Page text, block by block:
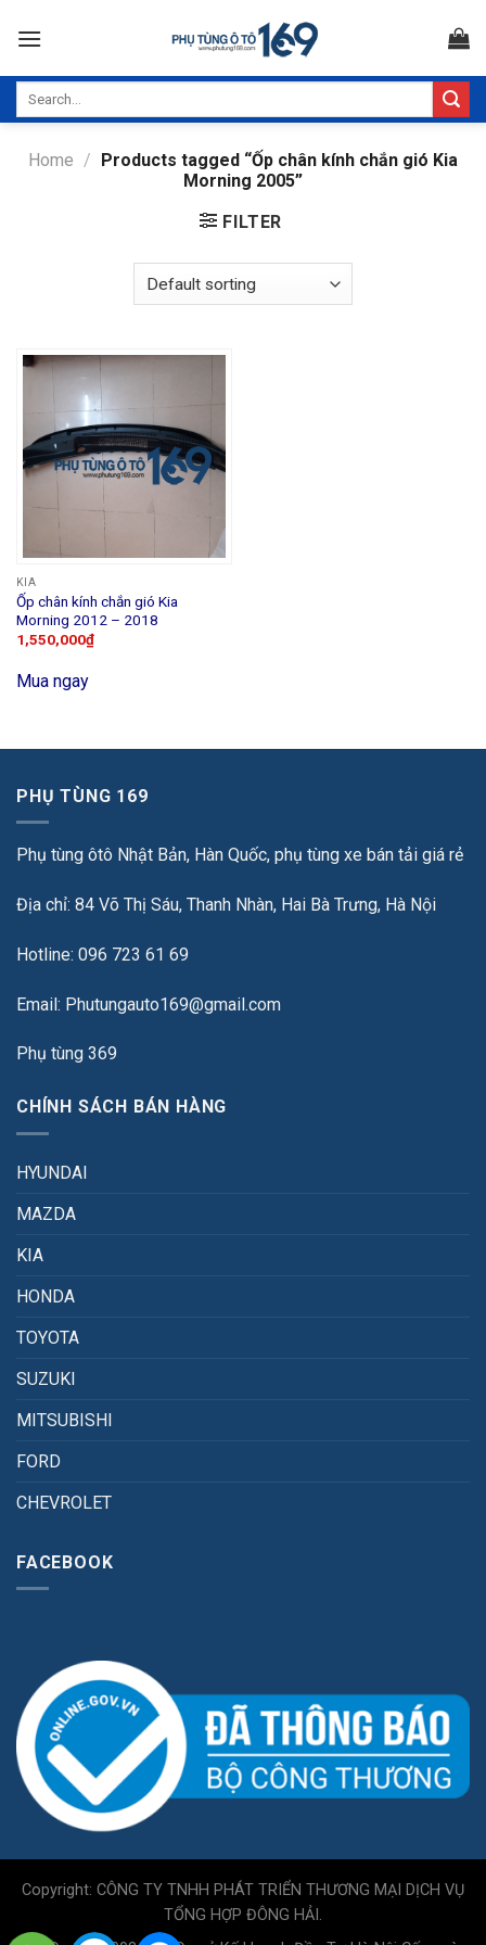
Home / Products tagged “Ốp chân kính chắn gió Kia
Morning 2005”
FILTER
KIA
Ốp chân kính chắn gió Kia
Morning 2012 – 2018
1,550,000₫
Mua ngay
PHỤ TÙNG 169
Phụ tùng ôtô Nhật Bản, Hàn Quốc, phụ tùng xe bán tải giá rẻ
Địa chỉ: 84 Võ Thị Sáu, Thanh Nhàn, Hai Bà Trưng, Hà Nội
Hotline: 096 723 61 69
Email: Phutungauto169@gmail.com
Phụ tùng 369
CHÍNH SÁCH BÁN HÀNG
HYUNDAI
MAZDA
KIA
HONDA
TOYOTA
SUZUKI
MITSUBISHI
FORD
CHEVROLET
FACEBOOK
Copyright: CÔNG TY TNHH PHÁT TRIỂN THƯƠNG MẠI DỊCH VỤ
TỔNG HỢP ĐÔNG HẢI.